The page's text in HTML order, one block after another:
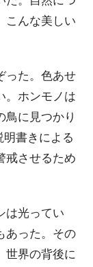
こんな美しい
った。色あせ
。ホンモノは
鳥に見つかり
書きによる
戒させるため
は光ってい
あった。その
世界の背後に